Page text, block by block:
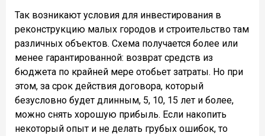
Так возникают условия для инвестирования в
реконструкцию малых городов и строительство там
различных объектов. Схема получается более или
менее гарантированной: возврат средств из
бюджета по крайней мере отобьет затраты. Но при
этом, за срок действия договора, который
безусловно будет длинным, 5, 10, 15 лет и более,
можно снять хорошую прибыль. Если накопить
некоторый опыт и не делать грубых ошибок, то